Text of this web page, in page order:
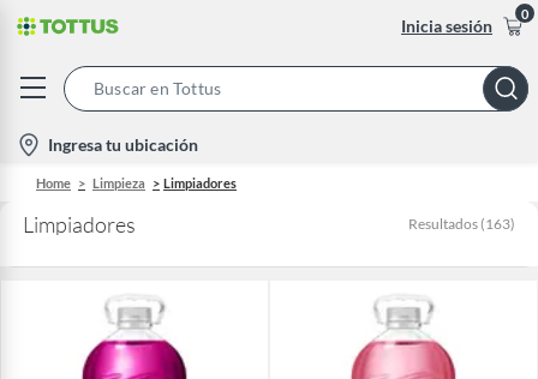
Inicia sesión
0
Bar
location-
icon
Ingresa tu ubicación
Home Limpieza Limpiadores
Limpiadores Resultados (163)